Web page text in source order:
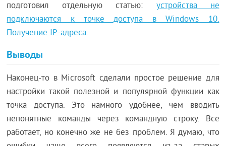
подготовил отдельную статью: устройства не
подключаются к точке доступа в Windows 10.
Получение IP-адреса.
Выводы
Наконец-то в Microsoft сделали простое решение для
настройки такой полезной и популярной функции как
точка доступа. Это намного удобнее, чем вводить
непонятные команды через командную строку. Все
работает, но конечно же не без проблем. Я думаю, что